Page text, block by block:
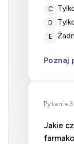
C
D
E
Poznaj
Pytanie 3
Jakie